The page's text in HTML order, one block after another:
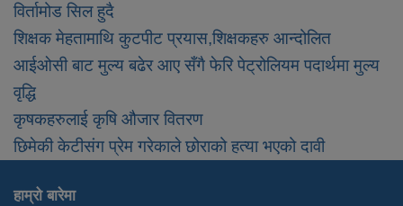
विर्तामोड सिल हुदै
शिक्षक मेहतामाथि कुटपीट प्रयास,शिक्षकहरु आन्दोलित
आईओसी बाट मुल्य बढेर आए सँगै फेरि पेट्रोलियम पदार्थमा मुल्य
वृद्धि
कृषकहरुलाई कृषि औजार वितरण
छिमेकी केटीसंग प्रेम गरेकाले छोराको हत्या भएको दावी
हाम्रो बारेमा